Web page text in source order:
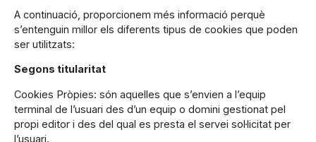
A continuació, proporcionem més informació perquè
s’entenguin millor els diferents tipus de cookies que poden
ser utilitzats:
Segons titularitat
Cookies Pròpies: són aquelles que s’envien a l’equip
terminal de l’usuari des d’un equip o domini gestionat pel
propi editor i des del qual es presta el servei sol·licitat per
l’usuari.